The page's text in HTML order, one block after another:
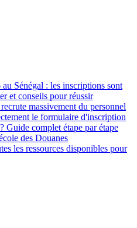
Sénégal : les inscriptions sont
et conseils pour réussir
massivement du personnel
le formulaire d'inscription
Guide complet étape par étape
des Douanes
les ressources disponibles pour